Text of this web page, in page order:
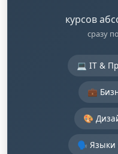
курсов
сразу
💻 IT &
💼
🎨
🗣️ Языки